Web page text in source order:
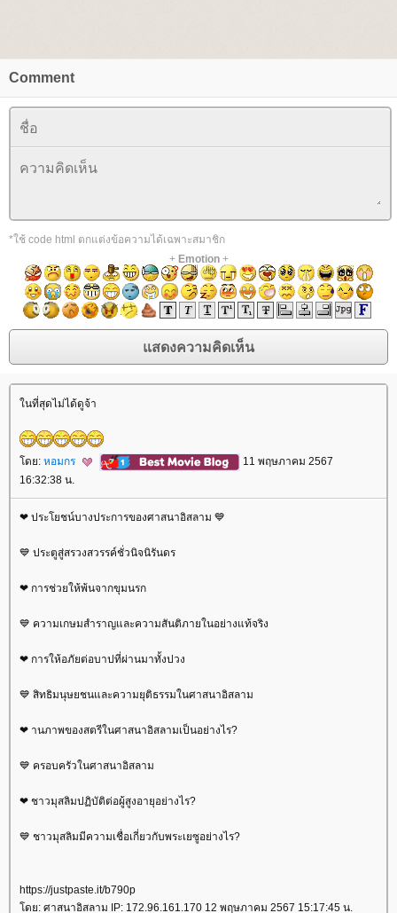
Comment
*ใช้ code html ตกแต่งข้อความได้เฉพาะสมาชิก
+ Emotion+
นที่สุดไม่ได้ดูจ้า
ดย: หอมกร
11 พฤษภาคม 2567
16:32:38 น.
❤ ประโยชน์บางประการของศาสนาอิสลาม 💙
💙 ประตูสู่สรวงสวรรค์ชั่วนิจนิรันดร
❤ การช่วยให้พ้นจากขุมนรก
💙 ความเกษมสำราญและความสันติภายในอย่างแท้จริง
❤ การให้อภัยต่อบาปที่ผ่านมาทั้งปวง
💙 สิทธิมนุษยชนและความยุติธรรมในศาสนาอิสลาม
❤ านภาพของสตรีในศาสนาอิสลามเป็นอย่างไร?
💙 ครอบครัวในศาสนาอิสลาม
❤ ชาวมุสลิมปฏิบัติต่อผู้สูงอายุอย่างไร?
💙 ชาวมุสลิมมีความเชื่อเกี่ยวกับพระเยซูอย่างไร?
https://justpaste.it/b790p
ดย: ศาสนาอิสลาม IP: 172.96.161.170 12 พฤษภาคม 2567 15:17:45 น.